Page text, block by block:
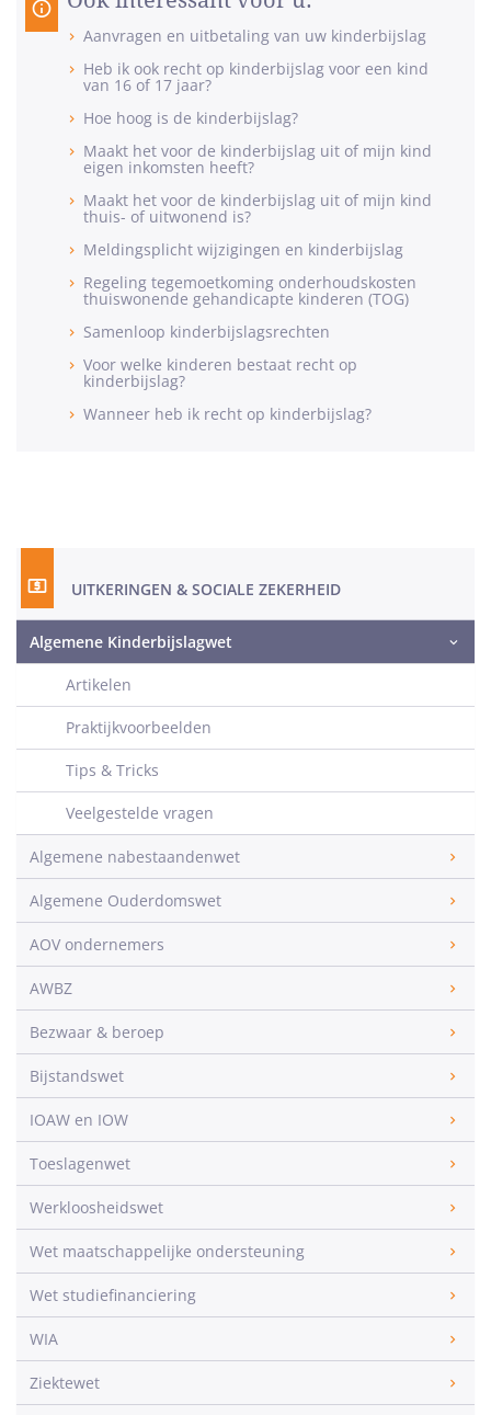
Aanvragen en uitbetaling van uw kinderbijslag
Heb ik ook recht op kinderbijslag voor een kind
van 16 of 17 jaar?
Hoe hoog is de kinderbijslag?
Maakt het voor de kinderbijslag uit of mijn kind
eigen inkomsten heeft?
Maakt het voor de kinderbijslag uit of mijn kind
thuis- of uitwonend is?
Meldingsplicht wijzigingen en kinderbijslag
Regeling tegemoetkoming onderhoudskosten
thuiswonende gehandicapte kinderen (TOG)
Samenloop kinderbijslagsrechten
Voor welke kinderen bestaat recht op
kinderbijslag?
Wanneer heb ik recht op kinderbijslag?
UITKERINGEN & SOCIALE ZEKERHEID
Algemene Kinderbijslagwet
Artikelen
Praktijkvoorbeelden
Tips & Tricks
Veelgestelde vragen
Algemene nabestaandenwet
Algemene Ouderdomswet
AOV ondernemers
AWBZ
Bezwaar & beroep
Bijstandswet
IOAW en IOW
Toeslagenwet
Werkloosheidswet
Wet maatschappelijke ondersteuning
Wet studiefinanciering
WIA
Ziektewet